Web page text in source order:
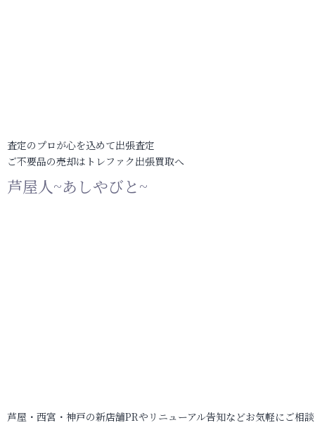
査定のプロが心を込めて出張査定
ご不要品の売却はトレファク出張買取へ
芦屋人~あしやびと~
芦屋・西宮・神戸の新店舗PRやリニューアル告知などお気軽にご相